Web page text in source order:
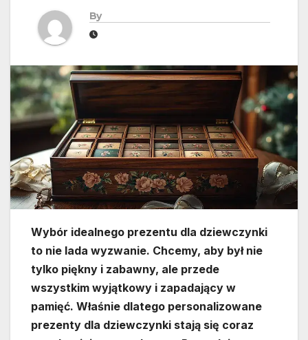
By
Wybór idealnego prezentu dla dziewczynki
to nie lada wyzwanie. Chcemy, aby był nie
tylko piękny i zabawny, ale przede
wszystkim wyjątkowy i zapadający w
pamięć. Właśnie dlatego personalizowane
prezenty dla dziewczynki stają się coraz